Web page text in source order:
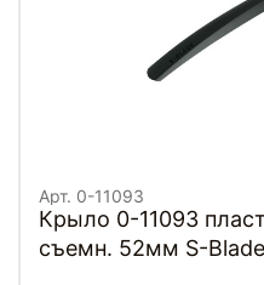
Арт. 0-11093
Крыло 0-11093
съемн. 52мм S-